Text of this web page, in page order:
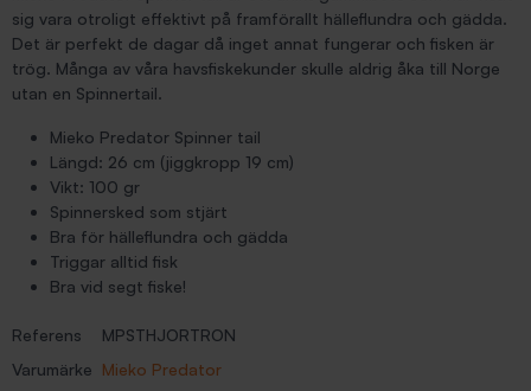
sig vara otroligt effektivt på framförallt hälleflundra och gädda.
Det är perfekt de dagar då inget annat fungerar och fisken är
trög. Många av våra havsfiskekunder skulle aldrig åka till Norge
utan en Spinnertail.
Mieko Predator Spinner tail
Längd: 26 cm (jiggkropp 19 cm)
Vikt: 100 gr
Spinnersked som stjärt
Bra för hälleflundra och gädda
Triggar alltid fisk
Bra vid segt fiske!
Referens
MPSTHJORTRON
Varumärke Mieko Predator